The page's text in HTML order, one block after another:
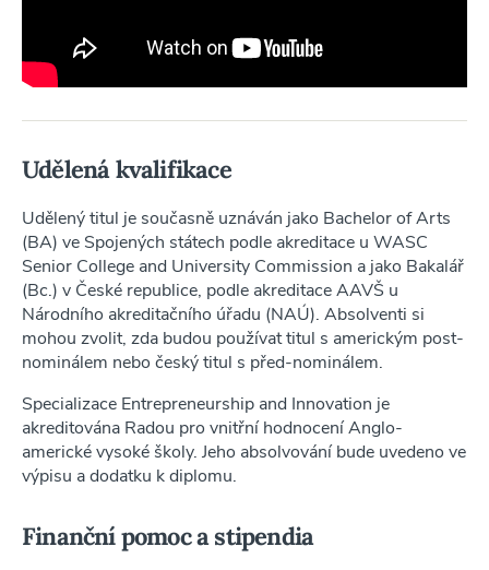
Udělená kvalifikace
Udělený titul je současně uznáván jako Bachelor of Arts
(BA) ve Spojených státech podle akreditace u WASC
Senior College and University Commission a jako Bakalář
(Bc.) v České republice, podle akreditace AAVŠ u
Národního akreditačního úřadu (NAÚ). Absolventi si
mohou zvolit, zda budou používat titul s americkým post-
nominálem nebo český titul s před-nominálem.
Specializace Entrepreneurship and Innovation je
akreditována Radou pro vnitřní hodnocení Anglo-
americké vysoké školy. Jeho absolvování bude uvedeno ve
výpisu a dodatku k diplomu.
Finanční pomoc a stipendia